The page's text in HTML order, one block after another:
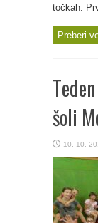
točkah.
Preberi
šoli
10. 10.